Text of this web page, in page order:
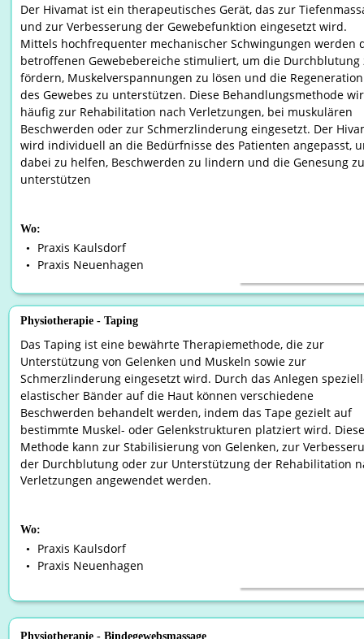
Der Hivamat ist ein therapeutisches Gerät, das zur
und zur Verbesserung der Gewebefunktion eingesetzt wird.
Mittels hochfrequenter mechanischer Schwingungen werden
betroffenen Gewebebereiche stimuliert, um die
fördern, Muskelverspannungen zu lösen und die
des Gewebes zu unterstützen. Diese Behandlungsmethode
häufig zur Rehabilitation nach Verletzungen, bei muskulären
Beschwerden oder zur Schmerzlinderung eingesetzt. Der
wird individuell an die Bedürfnisse des Patienten angepasst,
dabei zu helfen, Beschwerden zu lindern und die Genesung
unterstützen
Wo:
•
Praxis Kaulsdorf
• Praxis Neuenhagen
Physiotherapie - Taping
Das Taping ist eine bewährte Therapiemethode, die zur
Unterstützung von Gelenken und Muskeln sowie zur
Schmerzlinderung eingesetzt wird. Durch das Anlegen
elastischer Bänder auf die Haut können verschiedene
Beschwerden behandelt werden, indem das Tape gezielt auf
bestimmte Muskel- oder Gelenkstrukturen platziert wird.
Methode kann zur Stabilisierung von Gelenken, zur
der Durchblutung oder zur Unterstützung der Rehabilitation
Verletzungen angewendet werden.
Wo:
•
Praxis Kaulsdorf
• Praxis Neuenhagen
Physiotherapie - Bindegewebsmassage